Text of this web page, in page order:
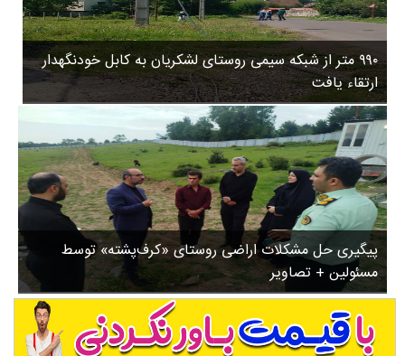
روستاها
ورزشی
سیاسی
چندرسانه ای
مسیر گردشگری دیلمان
درباره ما
۹۹۰ متر از شبکه سیمی روستای لشکریان به کابل خودنگهدار
ارتقاء یافت
پیگیری حل مشکلات اراضی روستای «کرف‌پشته» توسط
مسئولین + تصاویر
۳
۵
۸
ب
ا
ز
ن
ش
س
ت
ش
د
.